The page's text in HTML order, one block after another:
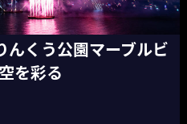
くう公園マーブルビ
を彩る